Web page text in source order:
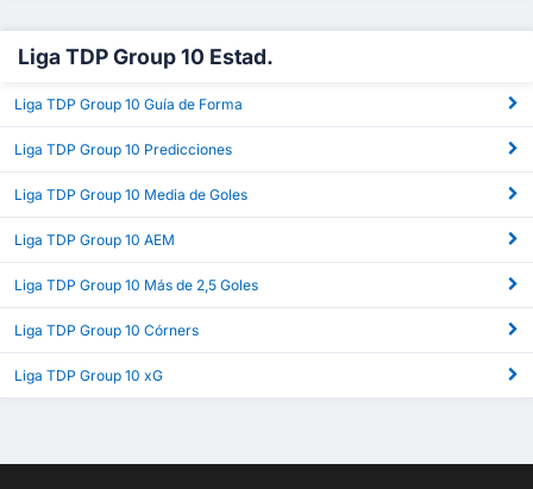
Liga TDP Group 10 Estad.
Liga TDP Group 10 Guía de Forma
Liga TDP Group 10 Predicciones
Liga TDP Group 10 Media de Goles
Liga TDP Group 10 AEM
Liga TDP Group 10 Más de 2,5 Goles
Liga TDP Group 10 Córners
Liga TDP Group 10 xG